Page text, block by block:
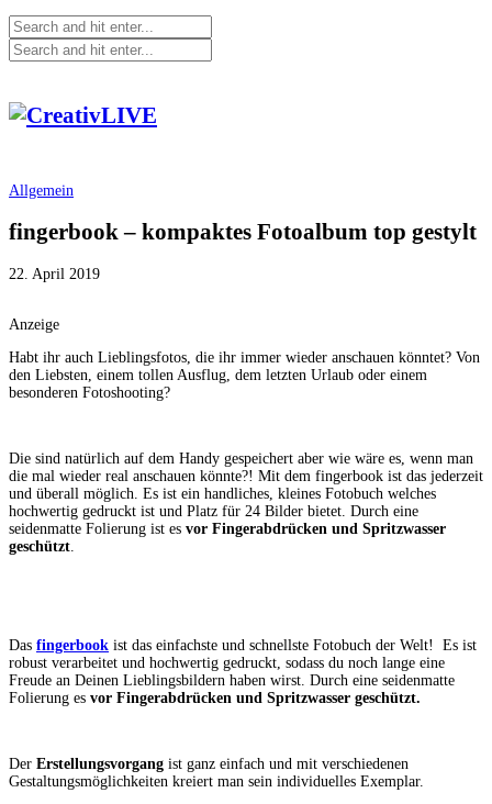
Allgemein
fingerbook – kompaktes Fotoalbum top gestylt
22. April 2019
Anzeige
Habt ihr auch Lieblingsfotos, die ihr immer wieder anschauen könntet? Von
den Liebsten, einem tollen Ausflug, dem letzten Urlaub oder einem
besonderen Fotoshooting?
Die sind natürlich auf dem Handy gespeichert aber wie wäre es, wenn man
die mal wieder real anschauen könnte?! Mit dem fingerbook ist das jederzeit
und überall möglich. Es ist ein handliches, kleines Fotobuch welches
hochwertig gedruckt ist und Platz für 24 Bilder bietet. Durch eine
seidenmatte Folierung ist es vor Fingerabdrücken und Spritzwasser
geschützt
Das fingerbook ist das einfachste und schnellste Fotobuch der Welt! Es ist
robust verarbeitet und hochwertig gedruckt, sodass du noch lange eine
Freude an Deinen Lieblingsbildern haben wirst. Durch eine seidenmatte
Folierung es vor Fingerabdrücken und Spritzwasser geschützt.
Der Erstellungsvorgang ist ganz einfach und mit verschiedenen
Gestaltungsmöglichkeiten kreiert man sein individuelles Exemplar.